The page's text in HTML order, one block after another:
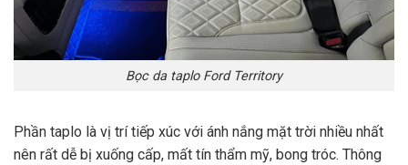
Bọc da taplo Ford Territory
Phần taplo là vị trí tiếp xúc với ánh nắng mặt trời nhiều nhất
nên rất dễ bị xuống cấp, mất tín thẩm mỹ, bong tróc. Thông